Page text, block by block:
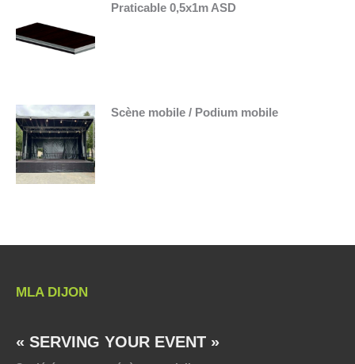
Praticable 0,5x1m ASD
Scène mobile / Podium mobile
MLA DIJON
« SERVING YOUR EVENT »